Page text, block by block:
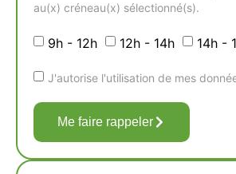
au(x) créneau(x) sélectionné(s).
9h - 12h 12h - 14h 14h -
J'autorise l'utilisation de mes
Me faire rappeler